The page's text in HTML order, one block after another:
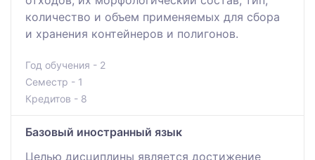
количество и объем применяемых для сбора
и хранения контейнеров и полигонов.
Год обучения - 2
Семестр - 1
Кредитов - 8
Базовый иностранный язык
Целью дисциплины является достижение